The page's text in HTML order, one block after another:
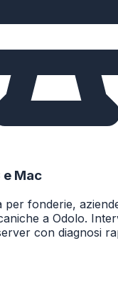
e Mac
per fonderie,
a Odolo.
con diagnosi